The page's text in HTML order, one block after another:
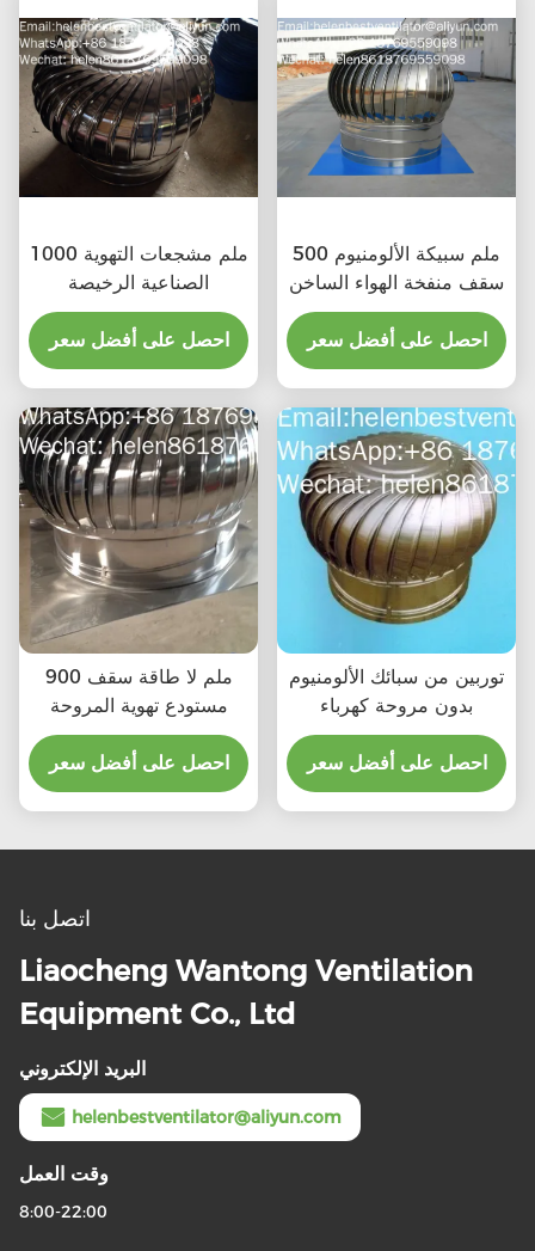
1000 ملم مشجعات التهوية
الصناعية الرخيصة
احصل على أفضل سعر
500 ملم سبيكة الألومنيوم
سقف منفخة الهواء الساخن
احصل على أفضل سعر
900 ملم لا طاقة سقف
مستودع تهوية المروحة
احصل على أفضل سعر
توربين من سبائك الألومنيوم
بدون مروحة كهرباء
احصل على أفضل سعر
اتصل بنا
Liaocheng Wantong Ventilation
Equipment Co., Ltd
البريد الإلكتروني
helenbestventilator@aliyun.com
وقت العمل
8:00-22:00